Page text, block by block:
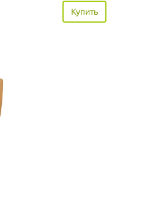
Купить